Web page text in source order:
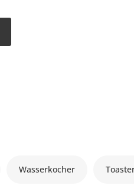
Wasserkocher